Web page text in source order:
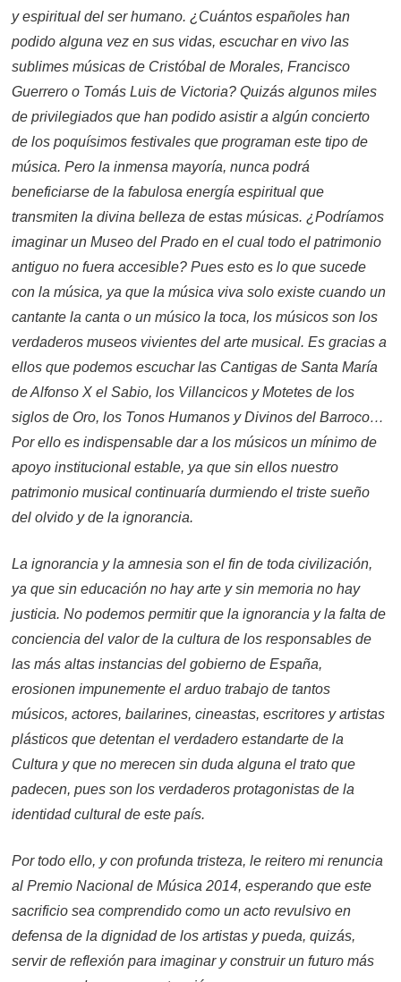
y espiritual del ser humano. ¿Cuántos españoles han
podido alguna vez en sus vidas, escuchar en vivo las
sublimes músicas de Cristóbal de Morales, Francisco
Guerrero o Tomás Luis de Victoria? Quizás algunos miles
de privilegiados que han podido asistir a algún concierto
de los poquísimos festivales que programan este tipo de
música. Pero la inmensa mayoría, nunca podrá
beneficiarse de la fabulosa energía espiritual que
transmiten la divina belleza de estas músicas. ¿Podríamos
imaginar un Museo del Prado en el cual todo el patrimonio
antiguo no fuera accesible? Pues esto es lo que sucede
con la música, ya que la música viva solo existe cuando un
cantante la canta o un músico la toca, los músicos son los
verdaderos museos vivientes del arte musical. Es gracias a
ellos que podemos escuchar las Cantigas de Santa María
de Alfonso X el Sabio, los Villancicos y Motetes de los
siglos de Oro, los Tonos Humanos y Divinos del Barroco…
Por ello es indispensable dar a los músicos un mínimo de
apoyo institucional estable, ya que sin ellos nuestro
patrimonio musical continuaría durmiendo el triste sueño
del olvido y de la ignorancia.
La ignorancia y la amnesia son el fin de toda civilización,
ya que sin educación no hay arte y sin memoria no hay
justicia. No podemos permitir que la ignorancia y la falta de
conciencia del valor de la cultura de los responsables de
las más altas instancias del gobierno de España,
erosionen impunemente el arduo trabajo de tantos
músicos, actores, bailarines, cineastas, escritores y artistas
plásticos que detentan el verdadero estandarte de la
Cultura y que no merecen sin duda alguna el trato que
padecen, pues son los verdaderos protagonistas de la
identidad cultural de este país.
Por todo ello, y con profunda tristeza, le reitero mi renuncia
al Premio Nacional de Música 2014, esperando que este
sacrificio sea comprendido como un acto revulsivo en
defensa de la dignidad de los artistas y pueda, quizás,
servir de reflexión para imaginar y construir un futuro más